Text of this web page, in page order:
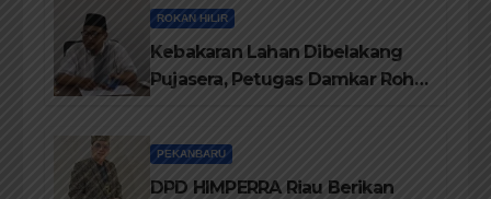
ROKAN HILIR
Kebakaran Lahan Dibelakang
Pujasera, Petugas Damkar Rohil
PEKANBARU
DPD HIMPERRA Riau Berikan